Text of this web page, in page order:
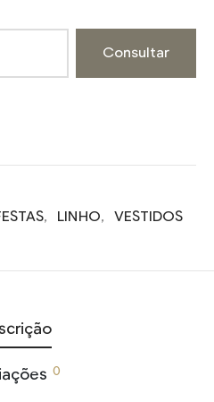
Consultar
, LINHO, VESTIDOS
0